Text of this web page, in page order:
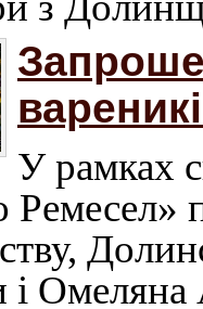
У рамках
Ремесел»
і Омеляна